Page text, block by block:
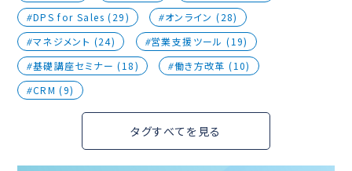
DPS for Sales (29)
オンライン (28)
マネジメント (24)
営業支援ツール (19)
基礎講座セミナー (18)
働き方改革 (10)
CRM (9)
タグすべてを見る